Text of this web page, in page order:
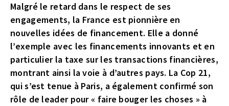
Malgré le retard dans le respect de ses
engagements, la France est pionnière en
nouvelles idées de financement. Elle a donné
l’exemple avec les financements innovants et en
particulier la taxe sur les transactions financières,
montrant ainsi la voie à d’autres pays. La Cop 21,
qui s’est tenue à Paris, a également confirmé son
rôle de leader pour « faire bouger les choses » à